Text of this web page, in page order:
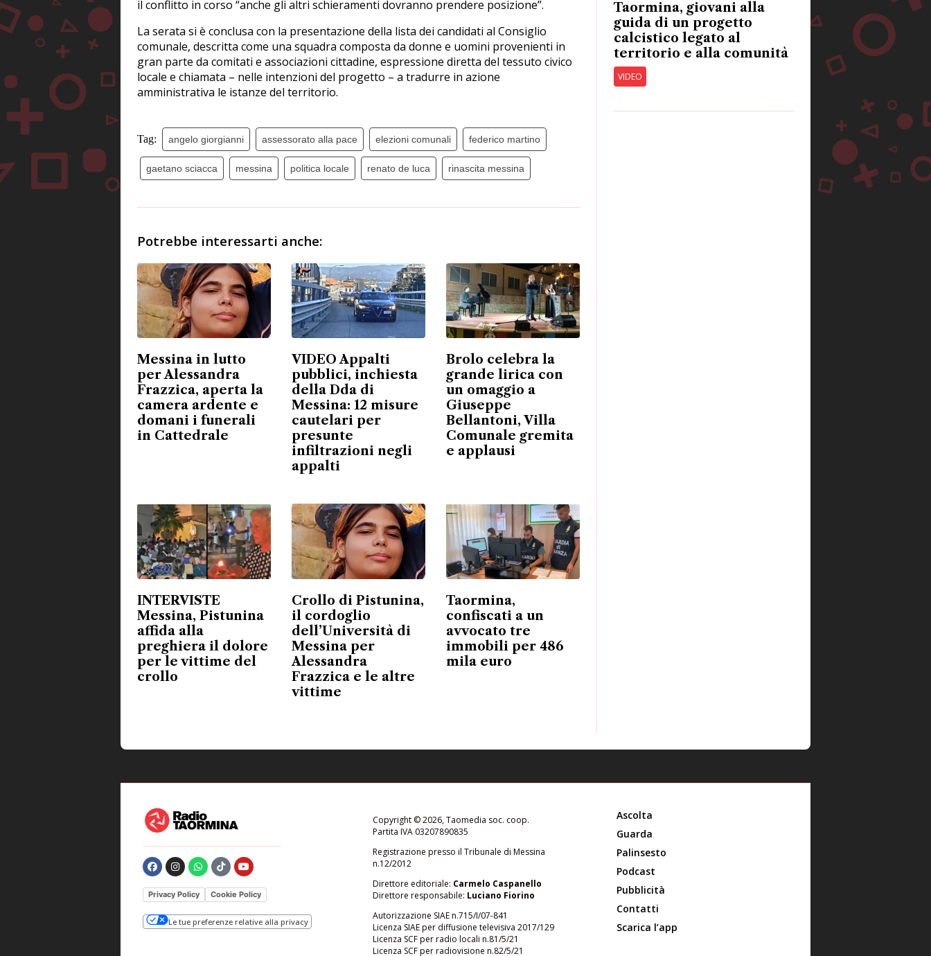
il conflitto in corso “anche gli altri schieramenti dovranno prendere posizione”.
La serata si è conclusa con la presentazione della lista dei candidati al Consiglio
comunale, descritta come una squadra composta da donne e uomini provenienti in
gran parte da comitati e associazioni cittadine, espressione diretta del tessuto civico
locale e chiamata – nelle intenzioni del progetto – a tradurre in azione
amministrativa le istanze del territorio.
Tag: angelo giorgianni assessorato alla pace elezioni comunali federico martino
gaetano sciacca messina politica locale renato de luca rinascita messina
Potrebbe interessarti anche:
Messina in lutto
per Alessandra
Frazzica, aperta la
camera ardente e
domani i funerali
in Cattedrale
VIDEO Appalti
pubblici, inchiesta
della Dda di
Messina: 12 misure
cautelari per
presunte
infiltrazioni negli
appalti
Brolo celebra la
grande lirica con
un omaggio a
Giuseppe
Bellantoni, Villa
Comunale gremita
e applausi
INTERVISTE
Messina, Pistunina
affida alla
preghiera il dolore
per le vittime del
crollo
Crollo di Pistunina,
il cordoglio
dell’Università di
Messina per
Alessandra
Frazzica e le altre
vittime
Taormina,
confiscati a un
avvocato tre
immobili per 486
mila euro
Taormina, giovani alla
guida di un progetto
calcistico legato al
territorio e alla comunità
VIDEO
Privacy Policy Cookie Policy
Le tue preferenze relative alla privacy
Copyright © 2026, Taomedia soc. coop.
Partita IVA 03207890835
Registrazione presso il Tribunale di Messina
n.12/2012
Direttore editoriale: Carmelo Caspanello
Direttore responsabile: Luciano Fiorino
Autorizzazione SIAE n.715/I/07-841
Licenza SIAE per diffusione televisiva 2017/129
Licenza SCF per radio locali n.81/5/21
Licenza SCF per radiovisione n.82/5/21
Ascolta
Guarda
Palinsesto
Podcast
Pubblicità
Contatti
Scarica l’app